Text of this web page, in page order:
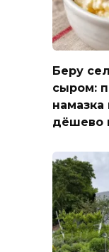
Беру
сыром:
дёшево